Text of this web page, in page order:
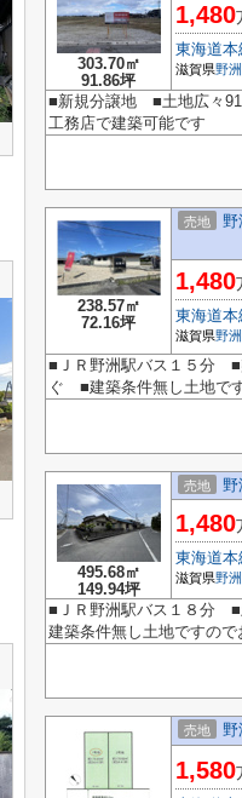
303.70㎡
91.86坪
1,480
東海道本
滋賀県野
■新規分譲地 ■土地広々
工務店で建築可能です
238.57㎡
72.16坪
売地
1,480
東海道本
滋賀県野
■ＪＲ野洲駅バス１５分
ぐ ■建築条件無し土地で
495.68㎡
149.94坪
売地
1,480
東海道本
滋賀県野
■ＪＲ野洲駅バス１８分
建築条件無し土地ですの
売地
1,580